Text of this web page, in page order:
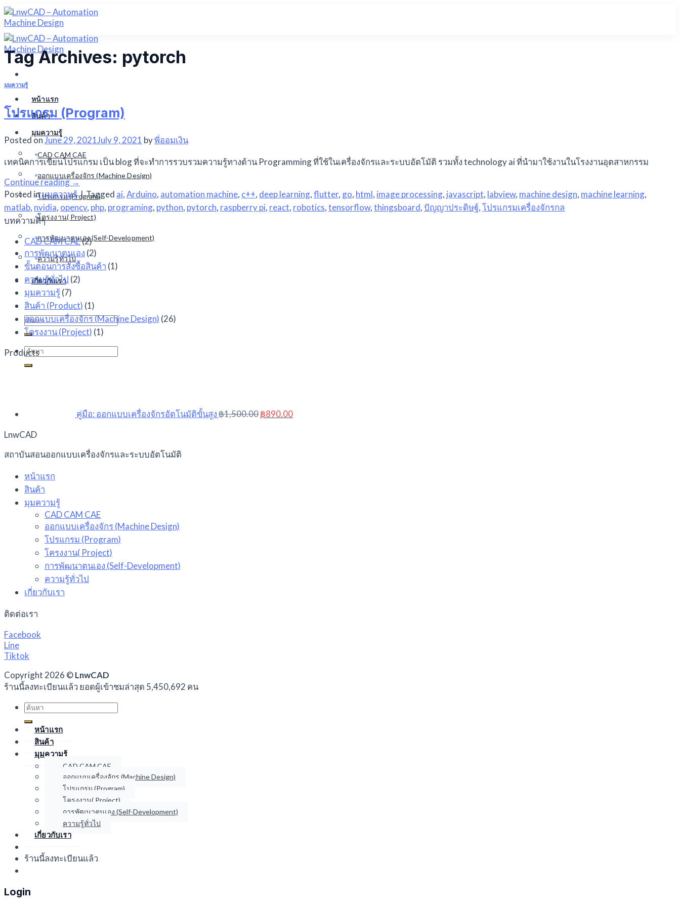
Skip
to
content
หน้าแรก
สินค้า
มุมความรู้
CAD CAM CAE
ออกแบบเครื่องจักร (Machine Design)
โปรแกรม (Program)
โครงงาน( Project)
การพัฒนาตนเอง (Self-Development)
ความรู้ทั่วไป
เกี่ยวกับเรา
Search
for:
Search
Tag Archives: pytorch
มุมความรู้
โปรแกรม (Program)
Posted onJune 29, 2021July 9, 2021 byพี่ออมเงิน
เทคนิคการเขียนโปรแกรม เป็น blog ที่จะทำการรวบรวมความรู้ทางด้าน Programming ที่ใช้ในเครื่องจักรและระบบอัตโมัติ รวมทั้ง technology ai ที่นำมาใช้งานในโรงงานอุตสาหกรรม
Continue reading→
Posted inมุมความรู้|Tagged ai,Arduino, automation machine, c++, deep learning,flutter, go, html, image processing, javascript, labview, machine design, machine learning,
matlab, nvidia, opencv, php, programing, python, pytorch, raspberry pi, react, robotics,tensorflow,thingsboard, ปัญญาประดิษฐ์,โปรแกรมเครื่องจักรกล
บทความดีๆ
CAD CAM CAE(2)
การพัฒนาตนเอง (2)
ขั้นตอนการสั่งซื้อสินค้า (1)
ความรู้ทั่วไป (2)
มุมความรู้(7)
สินค้า (Product) (1)
ออกแบบเครื่องจักร (Machine Design) (26)
โครงงาน (Project) (1)
Products
คู่มือ: ออกแบบเครื่องจักรอัตโนมัติขั้นสูง฿1,500.00฿890.00
LnwCAD
สถาบันสอนออกแบบเครื่องจักรและระบบอัตโนมัติ
หน้าแรก
สินค้า
มุมความรู้
CAD CAM CAE
ออกแบบเครื่องจักร (Machine Design)
โปรแกรม (Program)
โครงงาน( Project)
การพัฒนาตนเอง (Self-Development)
ความรู้ทั่วไป
เกี่ยวกับเรา
ติดต่อเรา
Facebook
Line
Tiktok
Copyright 2026 ©LnwCAD
ร้านนี้ลงทะเบียนแล้ว ยอดผู้เข้าชมล่าสุด 5,450,692 คน
Search
หน้าแรก
สินค้า
มุมความรู้
CAD CAM CAE
ออกแบบเครื่องจักร (Machine Design)
โปรแกรม (Program)
โครงงาน( Project)
การพัฒนาตนเอง (Self-Development)
ความรู้ทั่วไป
เกี่ยวกับเรา
ร้านนี้ลงทะเบียนแล้ว
Login